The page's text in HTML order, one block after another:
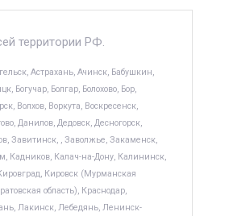
территории РФ.
Астрахань, Ачинск, Бабушкин,
Богучар, Болгар, Болохово, Бор,
Волхов, Воркута, Воскресенск,
Данилов, Дедовск, Десногорск,
Завитинск, , Заволжье, Закаменск,
Кадников, Калач-на-Дону, Калининск,
Кировск (Мурманская
область), Краснодар,
Лакинск, Лебедянь, Ленинск-